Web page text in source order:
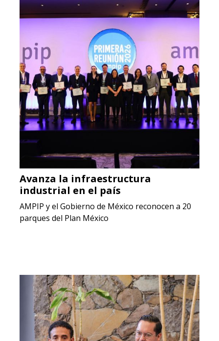
Avanza la infraestructura
industrial en el país
AMPIP y el Gobierno de México reconocen a 20
parques del Plan México